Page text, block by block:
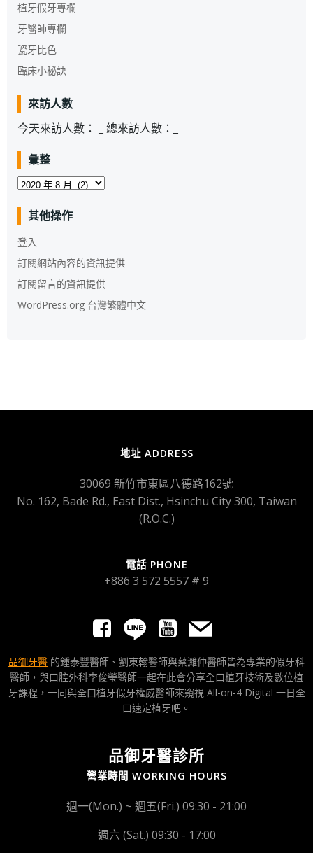
植牙假牙專欄
牙醫師專欄
瓷牙比色
臨床小秘訣
來訪人數
今天來訪人數：
總來訪人數：
彙整
彙
其他操作
登入
訂閱網站內容的資訊提供
訂閱留言的資訊提供
WordPress.org 台灣繁體中文
地址 ADDRESS
30069 新竹市東區八德路162號
No. 162, Bade Rd., East Dist., Hsinchu City 300, Taiwan
(R.O.C.)
電話 PHONE
+886 3 572 5557 # 9
品御牙醫 的鍾泰豐醫師、劉東翰醫師與蔡濰仲醫師皆為專業的假牙科
醫師，與口腔外科李俊瑩醫師一起在此會分享全口植牙技術及數位植
牙課程，一同與全口植牙假牙權威醫師來窺視 All-on-4 Digital 一日全
口速定植牙吧。
品御牙醫診所
營業時間 WORKING HOURS
週一(Mon.) ~ 週五(Fri.) 09:30 - 21:00
週六 (Sat.) 09:30 - 17:00